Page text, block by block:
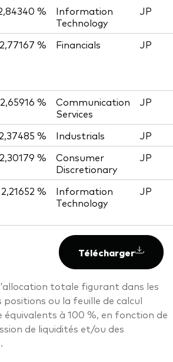
%
Information
Technology
JP
2,77167 % Financials JP
2,65916 %
Communication
Services
JP
2,37485 % Industrials
JP
2,30179 %
Consumer
Discretionary
JP
2,21652 %
Information
Technology
JP
Télécharger
totale figurant dans les
ou la feuille de calcul
à 100 %, en fonction de
de liquidités et/ou des